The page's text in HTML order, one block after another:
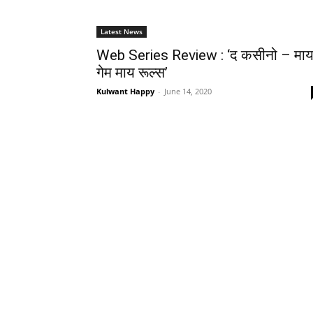
Latest News
Web Series Review : ‘द कसीनो – माय
गेम माय रूल्‍स’
Kulwant Happy - June 14, 2020